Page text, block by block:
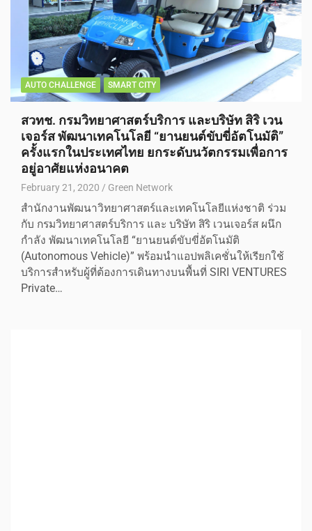
AUTO CHALLENGE SMART CITY
สวทช. กรมวิทยาศาสตร์บริการ และบริษัท สิริ เวน
เจอร์ส พัฒนาเทคโนโลยี “ยานยนต์ขับขี่อัตโนมัติ”
ครั้งแรกในประเทศไทย ยกระดับนวัตกรรมเพื่อการ
อยู่อาศัยแห่งอนาคต
February 21, 2020 Green Network
สำนักงานพัฒนาวิทยาศาสตร์และเทคโนโลยีแห่งชาติ ร่วม
กับ กรมวิทยาศาสตร์บริการ และ บริษัท สิริ เวนเจอร์ส ผนึก
กำลัง พัฒนาเทคโนโลยี “ยานยนต์ขับขี่อัตโนมัติ
(Autonomous Vehicle)” พร้อมนำแอปพลิเคชั่นให้เรียกใช้
บริการสำหรับผู้ที่ต้องการเดินทางบนพื้นที่ SIRI VENTURES
Private…